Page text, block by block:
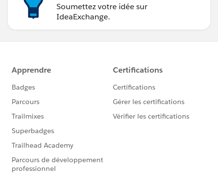
Soumettez votre idée sur
IdeaExchange.